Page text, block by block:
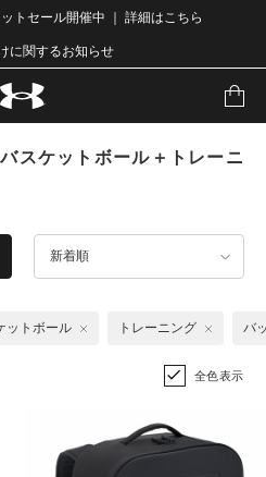
トセール開催中 ｜ 詳細はこちら
に関するお知らせ
スケットボール＋トレーニ
新着順
ットボール トレーニング バ
全色表示